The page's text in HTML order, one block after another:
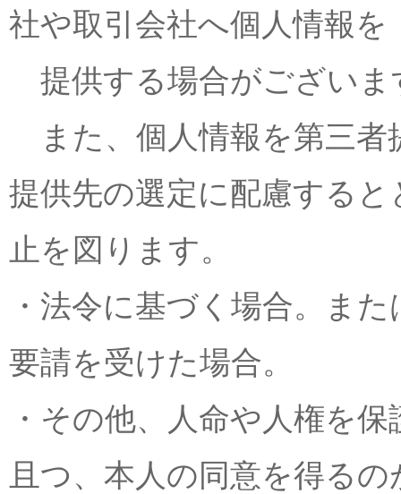
社や取引会社へ個人情報を
提供する場合がございま
また、個人情報を第三者
提供先の選定に配慮する
止を図ります。
・法令に基づく場合。ま
要請を受けた場合。
・その他、人命や人権を
且つ、本人の同意を得るの